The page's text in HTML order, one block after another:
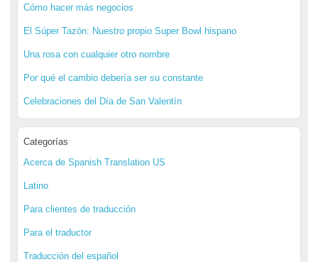
Cómo hacer más negocios
El Súper Tazón: Nuestro propio Super Bowl hispano
Una rosa con cualquier otro nombre
Por qué el cambio debería ser su constante
Celebraciones del Día de San Valentín
Categorías
Acerca de Spanish Translation US
Latino
Para clientes de traducción
Para el traductor
Traducción del español